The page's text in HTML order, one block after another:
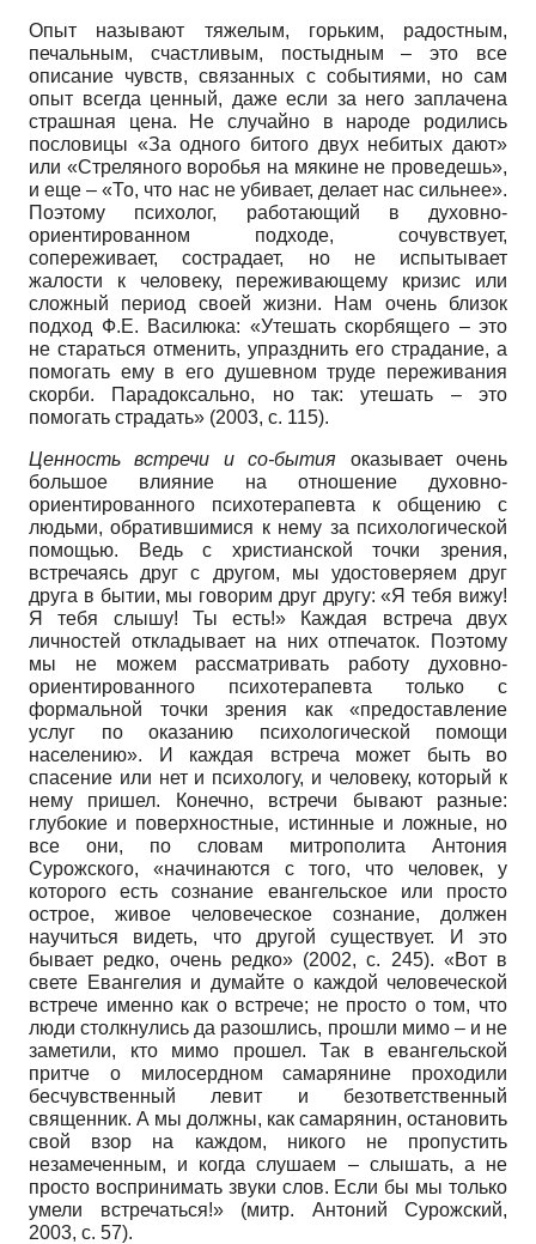
Опыт называют тяжелым, горьким, радостным,
печальным, счастливым, постыдным – это все
описание чувств, связанных с событиями, но сам
опыт всегда ценный, даже если за него заплачена
страшная цена. Не случайно в народе родились
пословицы «За одного битого двух небитых дают»
или «Стреляного воробья на мякине не проведешь»,
и еще – «То, что нас не убивает, делает нас сильнее».
Поэтому психолог, работающий в духовно-
ориентированном подходе, сочувствует,
сопереживает, сострадает, но не испытывает
жалости к человеку, переживающему кризис или
сложный период своей жизни. Нам очень близок
подход Ф.Е. Василюка: «Утешать скорбящего – это
не стараться отменить, упразднить его страдание, а
помогать ему в его душевном труде переживания
скорби. Парадоксально, но так: утешать – это
помогать страдать» (2003, с. 115).
Ценность встречи и со-бытия оказывает очень
большое влияние на отношение духовно-
ориентированного психотерапевта к общению с
людьми, обратившимися к нему за психологической
помощью. Ведь с христианской точки зрения,
встречаясь друг с другом, мы удостоверяем друг
друга в бытии, мы говорим друг другу: «Я тебя вижу!
Я тебя слышу! Ты есть!» Каждая встреча двух
личностей откладывает на них отпечаток. Поэтому
мы не можем рассматривать работу духовно-
ориентированного психотерапевта только с
формальной точки зрения как «предоставление
услуг по оказанию психологической помощи
населению». И каждая встреча может быть во
спасение или нет и психологу, и человеку, который к
нему пришел. Конечно, встречи бывают разные:
глубокие и поверхностные, истинные и ложные, но
все они, по словам митрополита Антония
Сурожского, «начинаются с того, что человек, у
которого есть сознание евангельское или просто
острое, живое человеческое сознание, должен
научиться видеть, что другой существует. И это
бывает редко, очень редко» (2002, с. 245). «Вот в
свете Евангелия и думайте о каждой человеческой
встрече именно как о встрече; не просто о том, что
люди столкнулись да разошлись, прошли мимо – и не
заметили, кто мимо прошел. Так в евангельской
притче о милосердном самарянине проходили
бесчувственный левит и безответственный
священник. А мы должны, как самарянин, остановить
свой взор на каждом, никого не пропустить
незамеченным, и когда слушаем – слышать, а не
просто воспринимать звуки слов. Если бы мы только
умели встречаться!» (митр. Антоний Сурожский,
2003, с. 57).